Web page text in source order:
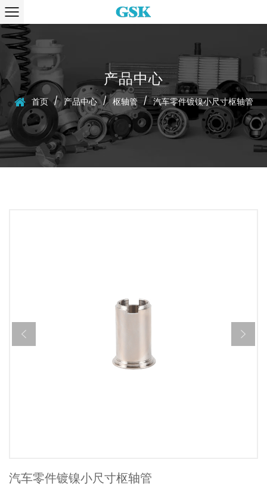
产品中心
首页 / 产品中心 / 枢轴管 / 汽车零件镀镍小尺寸枢轴管
汽车零件镀镍小尺寸枢轴管